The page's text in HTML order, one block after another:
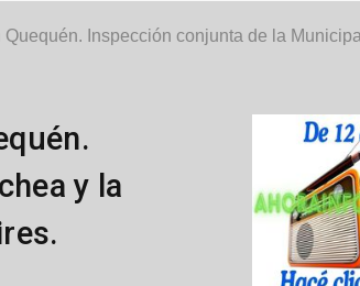
Inspección conjunta de la
y la